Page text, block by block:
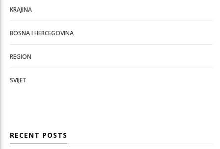
KRAJINA
BOSNA I HERCEGOVINA
REGION
SVIJET
RECENT POSTS